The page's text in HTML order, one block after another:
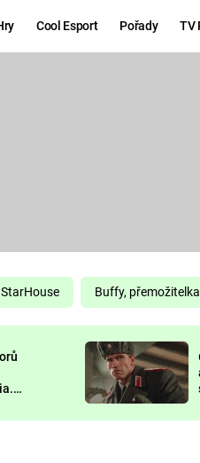
Cool Esport Pořady TV
StarHouse Buffy,